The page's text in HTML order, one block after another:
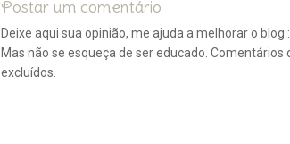
Postar um comentário
Deixe aqui sua opinião, me ajuda a melhorar o blog
Mas não se esqueça de ser educado.
excluídos.